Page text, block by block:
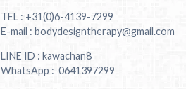
TEL : +31(0)6-4139-7299
E-mail : bodydesigntherapy@gmail.com
LINE ID : kawachan8
WhatsApp : 0641397299